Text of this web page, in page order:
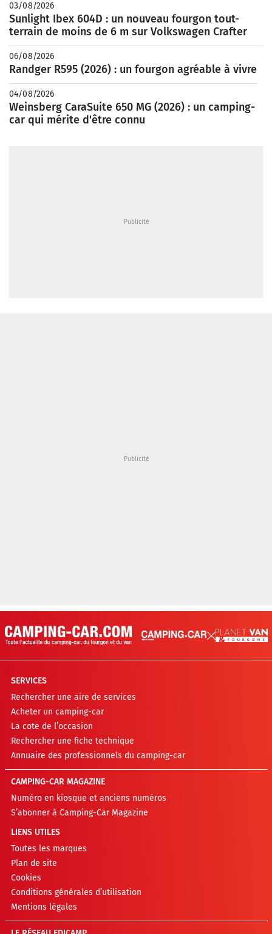
03/08/2026
Sunlight Ibex 604D : un nouveau fourgon tout-
terrain de moins de 6 m sur Volkswagen Crafter
06/08/2026
Randger R595 (2026) : un fourgon agréable à vivre
04/08/2026
Weinsberg CaraSuite 650 MG (2026) : un camping-
car qui mérite d'être connu
SERVICES
Rechercher une aire de services
Acheter un camping-car
La cote de l’occasion
Rechercher une fiche technique
Annuaire des professionnels du camping-car
CAMPING-CAR MAGAZINE
Numéro en kiosque et anciens numéros
S’abonner à Camping-Car Magazine
LIENS UTILES
Toutes les marques
Plan de site
Cookies
Conditions générales d’utilisation
Mentions légales